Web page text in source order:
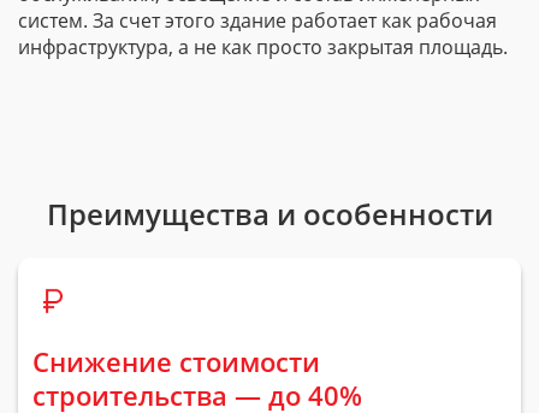
систем. За счет этого здание работает как рабочая
инфраструктура, а не как просто закрытая площадь.
Преимущества и особенности
Снижение стоимости
строительства — до 40%